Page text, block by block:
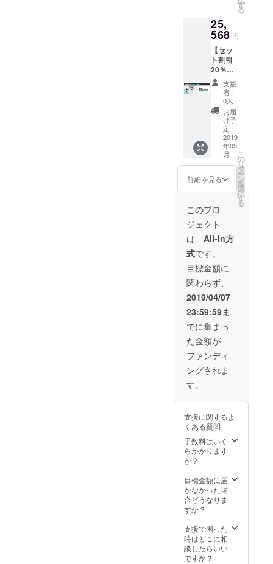
R 1個
・ハッ
チファ
スナー
2個セッ
ト ※1
・バイ
クビー
ム 1
個 ※2
※1 ス
チール
製でな
いトラ
ンク(リ
アスポ
イラー
など)ま
トラン
クや
ハッチ
の形状
により
フック
が取り
つかな
に使用
※2 トッ
プ
チュー
ブのな
い自転
車(ママ
使用す
るため
のアシ
スト
バー
す
る
25,
568 円
【セッ
ト割引
20％OF
F】定価
31960
円のと
ころ
25568
円(6392
円引き)
でお買
い求め
いただ
けま
す。 ・
FORME
R 2個
支援
者：
0人
お届
け予
定：
2019
年05
月
詳細を見る
こ
の
リ
タ
ー
ン
を
選
択
す
る
このプロ
ジェクト
は、 All-In方
式です。
目標金額に
関わらず、
2019/04/07
23:59:59ま
でに集まっ
た金額が
ファンディ
ングされま
す。
支援に関するよ
くある質問
手数料はいく
らかかります
か？
目標金額に届
かなかった場
合どうなりま
すか？
支援で困った
時はどこに相
談したらいい
ですか？